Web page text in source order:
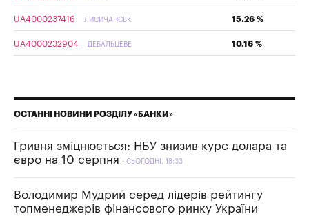
UA4000237416 ЛИСИЧАНСЬК 15.26 %
UA4000232904 ДЕБАЛЬЦЕВЕ 10.16 %
ОСТАННІ НОВИНИ РОЗДІЛУ «БАНКИ»
Гривня зміцнюється: НБУ знизив курс долара та
євро на 10 серпня
СЬОГОДНІ, 18:33
Володимир Мудрий серед лідерів рейтингу
топменеджерів фінансового ринку України